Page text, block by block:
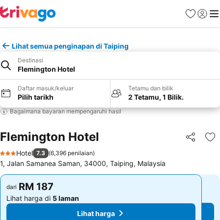
Kegemaran
Daftar
Lihat semua penginapan di Taiping
Destinasi
Flemington Hotel
Daftar masuk/keluar
Pilih tarikh
Tetamu dan bilik
2 Tetamu, 1 Bilik.
Bagaimana bayaran mempengaruhi hasil
Flemington Hotel Kongsi
3 Bintang
Hotel 7.3 (6,396 penilaian)
1, Jalan Samanea Saman, 34000, Taiping, Malaysia
dari RM 187
Lihat harga di 5 laman
Lihat harga
dari RM 187
Lihat harga di 5 laman
Lihat harga